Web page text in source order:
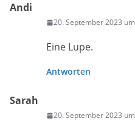
Andi
20. September 2023
Eine Lupe.
Antworten
Sarah
20. September 2023